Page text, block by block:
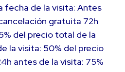
fecha de la visita: Antes
gratuita 72h
del precio total de la
la visita: 50% del precio
antes de la visita: 75%